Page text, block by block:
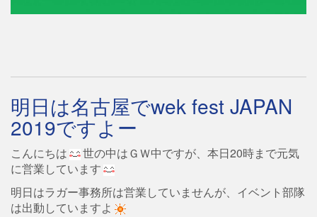
明日は名古屋でwek fest JAPAN
2019ですよー
こんにちは
世の中はＧＷ中ですが、本日20時まで元気
に営業しています
明日はラガー事務所は営業していませんが、イベント部隊
は出動していますよ